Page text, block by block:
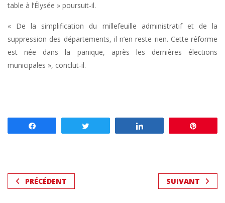
table à l’Élysée » poursuit-il.
« De la simplification du millefeuille administratif et de la
suppression des départements, il n’en reste rien. Cette réforme
est née dans la panique, après les dernières élections
municipales », conclut-il.
PRÉCÉDENT SUIVANT